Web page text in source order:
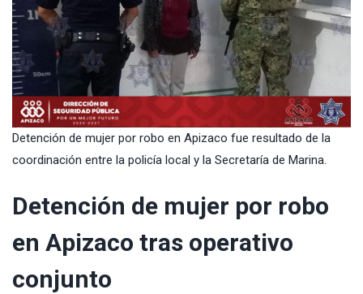
Detención de mujer por robo en Apizaco fue resultado de la
coordinación entre la policía local y la Secretaría de Marina.
Detención de mujer por robo
en Apizaco tras operativo
conjunto